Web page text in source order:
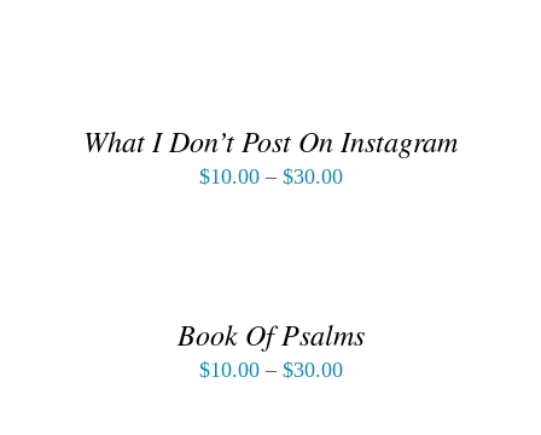
What I Don’t Post On Instagram
$10.00– $30.00
Book Of Psalms
$10.00– $30.00